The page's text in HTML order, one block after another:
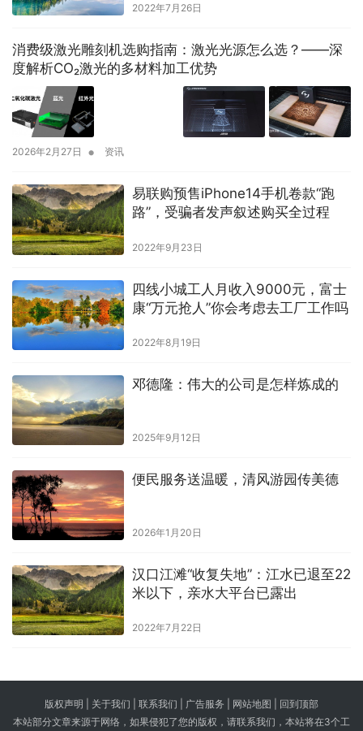
2022年7月26日
消费级激光雕刻机选购指南：激光光源怎么选？——深
度解析CO₂激光的多材料加工优势
2026年2月27日 • 资讯
易联购预售iPhone14手机卷款“跑
路”，受骗者发声叙述购买全过程
2022年9月23日
四线小城工人月收入9000元，富士
康“万元抢人”你会考虑去工厂工作吗
2022年8月19日
邓德隆：伟大的公司是怎样炼成的
2025年9月12日
便民服务送温暖，清风游园传美德
2026年1月20日
汉口江滩“收复失地”：江水已退至22
米以下，亲水大平台已露出
2022年7月22日
版权声明 | 关于我们 联系我们 | 广告服务 | 网站地图 | 回到顶部
本站部分文章来源于网络，如果侵犯了您的版权，请联系我们，本站将在3个工